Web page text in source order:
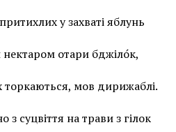
у захваті яблунь
отари бджіло́к,
торкаються, мов дирижаблі.
з суцвіття на трави з гілок